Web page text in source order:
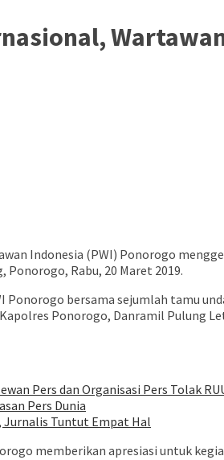
Indonesia (PWI) Ponorogo
Ponorogo, Rabu, 20 Maret 2019.
Ponorogo bersama sejumlah tamu
Ponorogo, Danramil Pulung
Pers dan Organisasi Pers Tolak
Pers Dunia
Jurnalis Tuntut Empat Hal
memberikan apresiasi untuk